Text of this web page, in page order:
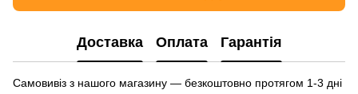
Доставка Оплата Гарантія
Самовивіз з нашого магазину — безкоштовно протягом 1-3 дні